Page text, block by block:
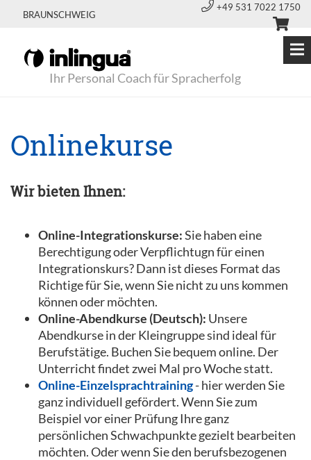
BRAUNSCHWEIG
+49 531 7022 1750
Ihr Personal Coach für Spracherfolg
Onlinekurse
Wir bieten Ihnen:
Online-Integrationskurse:Sie haben eine
Berechtigung oder Verpflichtugn für einen
Integrationskurs? Dann ist dieses Format das
Richtige für Sie, wenn Sie nicht zu uns kommen
können oder möchten.
Online-Abendkurse (Deutsch): Unsere
Abendkurse in der Kleingruppe sind ideal für
Berufstätige. Buchen Sie bequem online. Der
Unterricht findet zwei Mal pro Woche statt.
Online-Einzelsprachtraining- hier werden Sie
ganz individuell gefördert. Wenn Sie zum
Beispiel vor einer Prüfung Ihre ganz
persönlichen Schwachpunkte gezielt bearbeiten
möchten. Oder wenn Sie den berufsbezogenen